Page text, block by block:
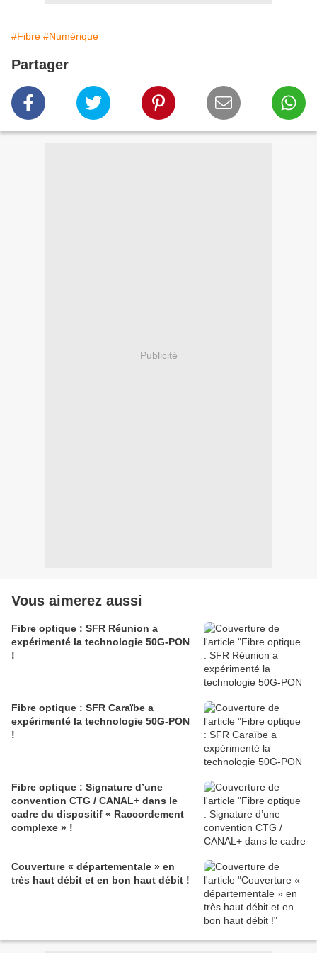
#Fibre #Numérique
Partager
Publicité
Vous aimerez aussi
Fibre optique : SFR Réunion a
expérimenté la technologie 50G-PON
!
Fibre optique : SFR Caraïbe a
expérimenté la technologie 50G-PON
!
Fibre optique : Signature d’une
convention CTG / CANAL+ dans le
cadre du dispositif « Raccordement
complexe » !
Couverture « départementale » en
très haut débit et en bon haut débit !